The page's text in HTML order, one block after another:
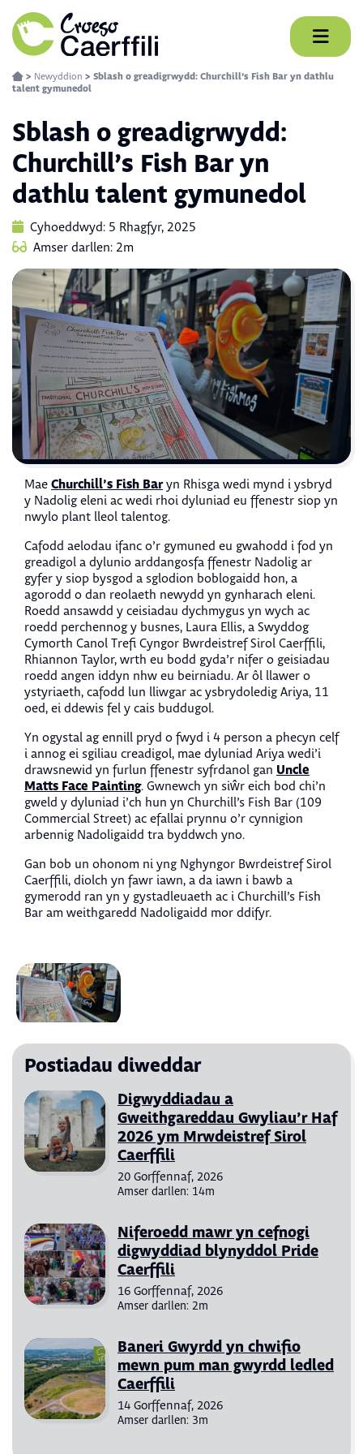
Skip
to
content
> Newyddion > Sblash o greadigrwydd: Churchill’s Fish Bar yn dathlu
talent gymunedol
Sblash o greadigrwydd:
Churchill’s Fish Bar yn
dathlu talent gymunedol
Cyhoeddwyd: 5 Rhagfyr, 2025
Amser darllen: 2m
Mae Churchill’s Fish Baryn Rhisga wedi mynd i ysbryd
y Nadolig eleni ac wedi rhoi dyluniad eu ffenestr siop yn
nwylo plant lleol talentog.
Cafodd aelodau ifanc o’r gymuned eu gwahodd i fod yn
greadigol a dylunio arddangosfa ffenestr Nadolig ar
gyfer y siop bysgod a sglodion boblogaidd hon, a
agorodd o dan reolaeth newydd yn gynharach eleni.
Roedd ansawdd y ceisiadau dychmygus yn wych ac
roedd perchennog y busnes, Laura Ellis, a Swyddog
Cymorth Canol Trefi Cyngor Bwrdeistref Sirol Caerffili,
Rhiannon Taylor, wrth eu bodd gyda’r nifer o geisiadau
roedd angen iddyn nhw eu beirniadu. Ar ôl llawer o
ystyriaeth, cafodd lun lliwgar ac ysbrydoledig Ariya, 11
oed, ei ddewis fel y cais buddugol.
Yn ogystal ag ennill pryd o fwyd i 4 person a phecyn celf
i annog ei sgiliau creadigol, mae dyluniad Ariya wedi’i
drawsnewid yn furlun ffenestr syfrdanol gan Uncle
Matts Face Painting. Gwnewch yn siŵr eich bod chi’n
gweld y dyluniad i’ch hun yn Churchill’s Fish Bar (109
Commercial Street) ac efallai prynnu o’r cynnigion
arbennig Nadoligaidd tra byddwch yno.
Gan bob un ohonom ni yng Nghyngor Bwrdeistref Sirol
Caerffili, diolch yn fawr iawn, a da iawn i bawb a
gymerodd ran yn y gystadleuaeth ac i Churchill’s Fish
Bar am weithgaredd Nadoligaidd mor ddifyr.
Postiadau diweddar
Digwyddiadau a
Gweithgareddau Gwyliau’r Haf
2026 ym Mrwdeistref Sirol
Caerffili
20 Gorffennaf, 2026
Amser darllen: 14m
Niferoedd mawr yn cefnogi
digwyddiad blynyddol Pride
Caerffili
16 Gorffennaf, 2026
Amser darllen: 2m
Baneri Gwyrdd yn chwifio
mewn pum man gwyrdd ledled
Caerffili
14 Gorffennaf, 2026
Amser darllen: 3m